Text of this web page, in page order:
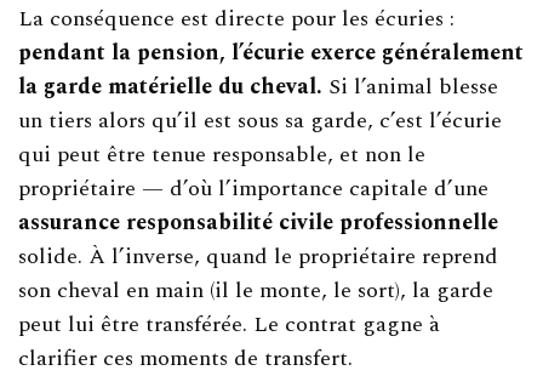
La conséquence est directe pour les écuries :
pendant la pension, l’écurie exerce généralement
la garde matérielle du cheval. Si l’animal blesse
un tiers alors qu’il est sous sa garde, c’est l’écurie
qui peut être tenue responsable, et non le
propriétaire — d’où l’importance capitale d’une
assurance responsabilité civile professionnelle
solide. À l’inverse, quand le propriétaire reprend
son cheval en main (il le monte, le sort), la garde
peut lui être transférée. Le contrat gagne à
clarifier ces moments de transfert.